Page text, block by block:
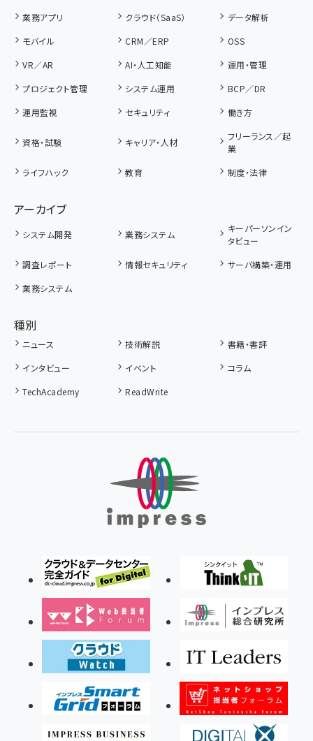
業務アプリ
クラウド（SaaS）
データ解析
モバイル
CRM／ERP
OSS
VR／AR
AI・人工知能
運用・管理
プロジェクト管理
システム運用
BCP／DR
運用監視
セキュリティ 働き方
資格・試験 キャリア・人材
フリーランス／起
業
ライフハック
教育 制度・法律
アーカイブ
システム開発 業務システム
キーパーソンイン
タビュー
調査レポート
情報セキュリティ
サーバ構築・運用
業務システム
種別
ニュース 技術解説
書籍・書評
インタビュー
イベント
コラム
TechAcademy
ReadWrite